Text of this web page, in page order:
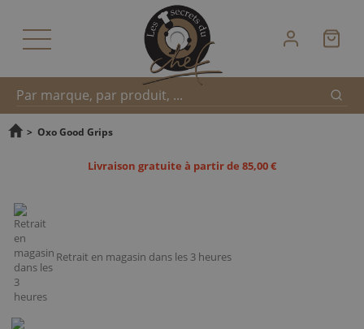
Recherche
> Oxo Good Grips
Livraison gratuite à partir de 85,00 €
Retrait en magasin dans les 3 heures